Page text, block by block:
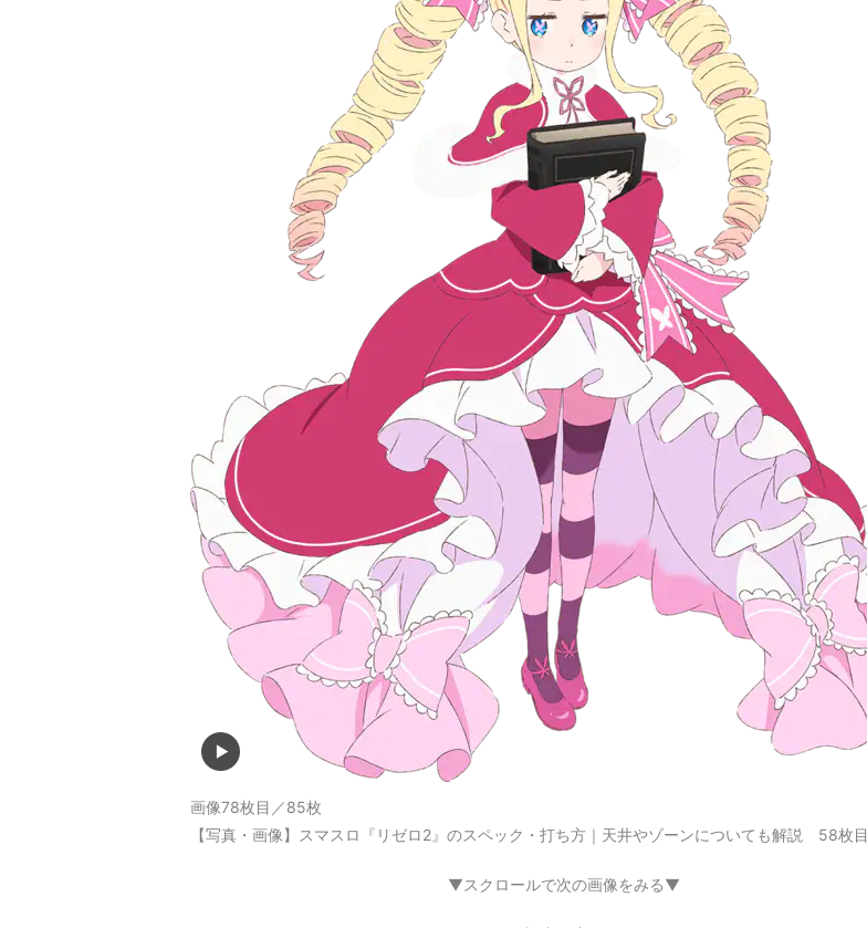
画像78枚目／85枚
【写真・画像】スマスロ『リゼロ2』のスペック・打ち方｜天井やゾーンについても解説 58枚目
▼スクロールで次の画像をみる▼